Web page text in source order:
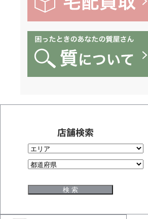
店舗検索